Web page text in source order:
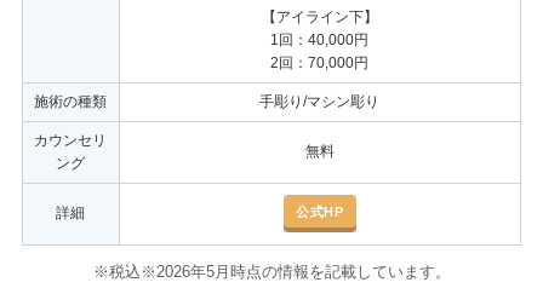
【アイライン下】
1回：40,000円
2回：70,000円
施術の種類 手彫り/マシン彫り
カウンセリ
ング
無料
詳細 公式HP
※税込※2026年5月時点の情報を記載しています。